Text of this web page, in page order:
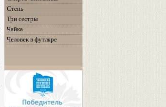
Степь
Три сестры
Чайка
Человек в футляре